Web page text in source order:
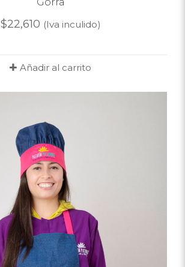
$22,610 (Iva inculido)
Añadir al carrito